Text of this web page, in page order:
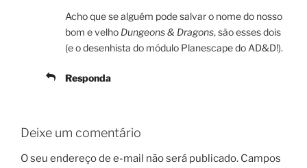
Acho que se alguém pode salvar o nome do nosso
bom e velho Dungeons & Dragons, são esses dois
(e o desenhista do módulo Planescape do AD&D!).
Responda
Deixe um comentário
O seu endereço de e-mail não será publicado. Campos